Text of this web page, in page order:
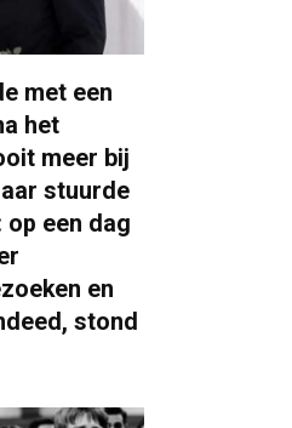
met een
het
meer bij
stuurde
op een dag
en
stond